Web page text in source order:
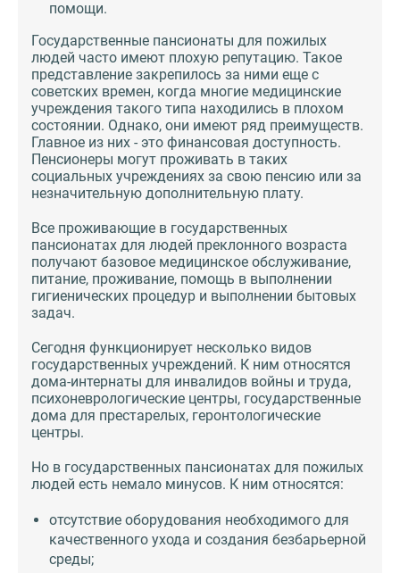
помощи.
Государственные пансионаты для пожилых
людей часто имеют плохую репутацию. Такое
представление закрепилось за ними еще с
советских времен, когда многие медицинские
учреждения такого типа находились в плохом
состоянии. Однако, они имеют ряд преимуществ.
Главное из них - это финансовая доступность.
Пенсионеры могут проживать в таких
социальных учреждениях за свою пенсию или за
незначительную дополнительную плату.
Все проживающие в государственных
пансионатах для людей преклонного возраста
получают базовое медицинское обслуживание,
питание, проживание, помощь в выполнении
гигиенических процедур и выполнении бытовых
задач.
Сегодня функционирует несколько видов
государственных учреждений. К ним относятся
дома-интернаты для инвалидов войны и труда,
психоневрологические центры, государственные
дома для престарелых, геронтологические
центры.
Но в государственных пансионатах для пожилых
людей есть немало минусов. К ним относятся:
отсутствие оборудования необходимого для
качественного ухода и создания безбарьерной
среды;